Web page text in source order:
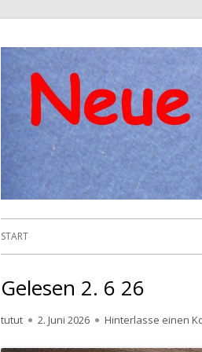
Primäres
START
Gelesen 2. 6 26
Autor
tutut
Veröffentlicht
2. Juni 2026 Hinterlasse einen